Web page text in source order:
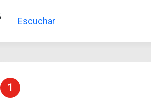
Escuchar
1